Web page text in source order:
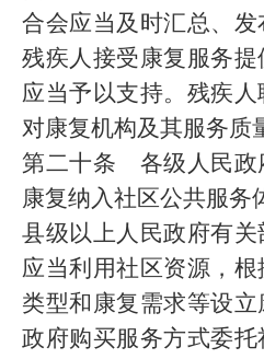
合会应当及时汇总、
残疾人接受康复服务
应当予以支持。残疾
对康复机构及其服务质
第二十条 各级人民政
康复纳入社区公共服务
县级以上人民政府有
应当利用社区资源，根
类型和康复需求等设
政府购买服务方式委